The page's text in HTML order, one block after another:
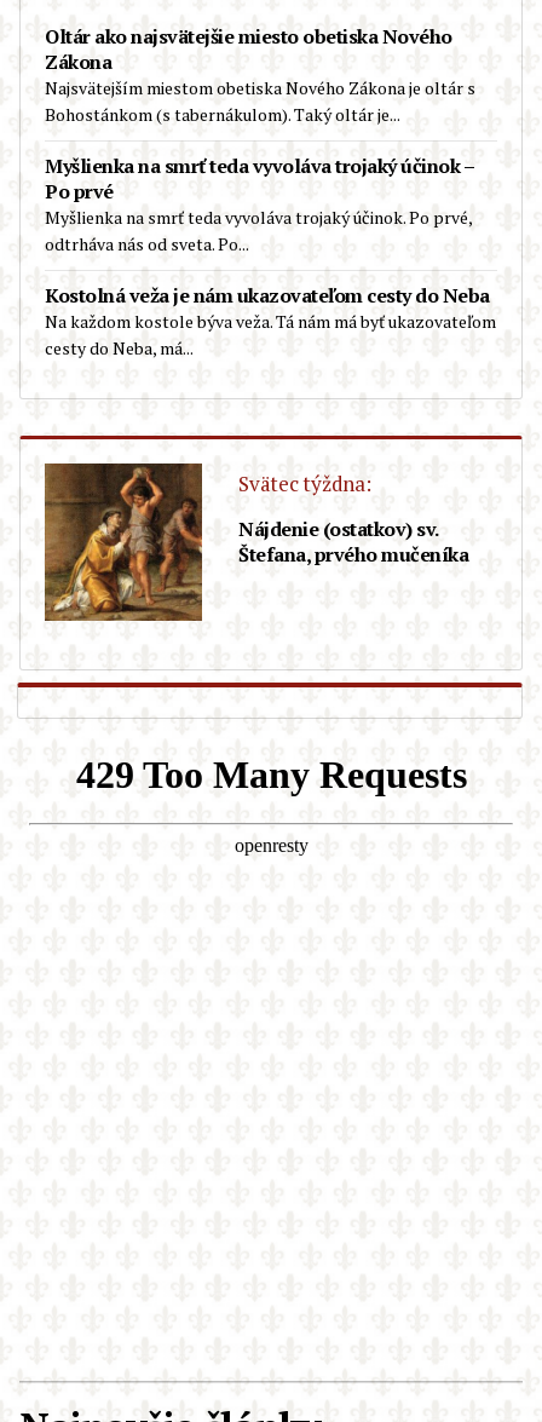
Oltár ako najsvätejšie miesto obetiska Nového
Zákona
Najsvätejším miestom obetiska Nového Zákona je oltár s
Bohostánkom (s tabernákulom). Taký oltár je...
Myšlienka na smrť teda vyvoláva trojaký účinok –
Po prvé
Myšlienka na smrť teda vyvoláva trojaký účinok. Po prvé,
odtrháva nás od sveta. Po...
Kostolná veža je nám ukazovateľom cesty do Neba
Na každom kostole býva veža. Tá nám má byť ukazovateľom
cesty do Neba, má...
Svätec týždna:
Nájdenie (ostatkov) sv.
Štefana, prvého mučeníka